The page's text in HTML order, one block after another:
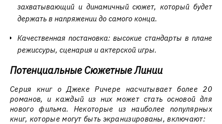
захватывающий и динамичный сюжет, который будет
держать в напряжении до самого конца.
Качественная постановка: высокие стандарты в плане
режиссуры, сценария и актерской игры.
Потенциальные Сюжетные Линии
Серия книг о Джеке Ричере насчитывает более 20
романов, и каждый из них может стать основой для
нового фильма. Некоторые из наиболее популярных
книг, которые могут быть экранизированы, включают: